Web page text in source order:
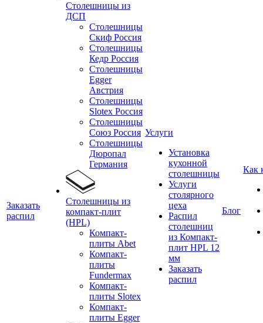
Заказать
распил
Столешницы из
ДСП
Столешницы
Скиф Россия
Столешницы
Кедр Россия
Столешницы
Egger
Австрия
Столешницы
Slotex Россия
Столешницы
Союз Россия
Столешницы
Дюропал
Германия
Столешницы из
компакт-плит
(HPL)
Компакт-
плиты Abet
Компакт-
плиты
Fundermax
Компакт-
плиты Slotex
Компакт-
плиты Egger
Услуги
Установка
кухонной
столешницы
Услуги
столярного
цеха
Распил
столешниц
из Компакт-
плит HPL 12
мм
Заказать
распил
Блог
Как